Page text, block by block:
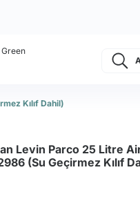
Kılıf Dahil)
Levin Parco 25 Litre
(Su Geçirmez Kılıf